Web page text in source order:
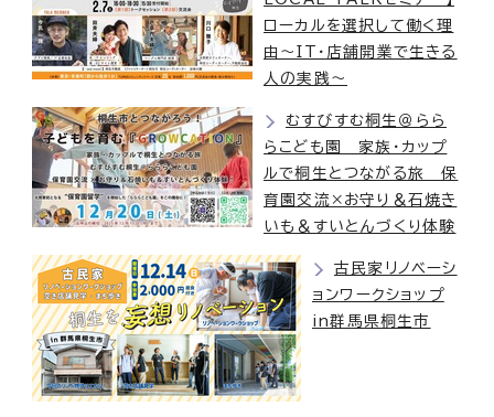
ローカルを選択して働く理
由～IT・店舗開業で生きる
人の実践～
むすびすむ桐生＠らら
らこども園 家族・カップ
ルで桐生とつながる旅 保
育園交流×お守り＆石焼き
いも＆すいとんづくり体験
古民家リノベーシ
ョンワークショップ
in群馬県桐生市